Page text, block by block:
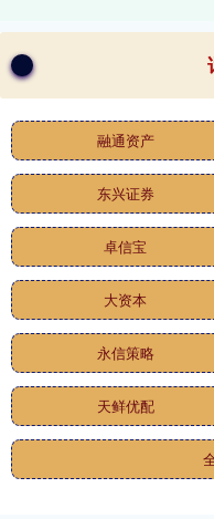
融通资产
东兴证券
卓信宝
大资本
永信策略
天鲜优配